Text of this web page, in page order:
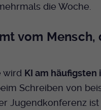
die Woche.
vom
wird KI am
Schreiben von
Jugendkonferenz ist